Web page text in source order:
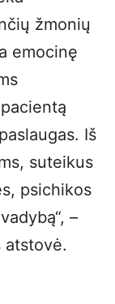
žmonių
emocinę
Iš
suteikus
psichikos
–
atstovė.